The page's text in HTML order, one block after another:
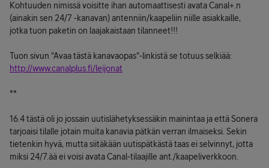
Kohtuuden nimissä voisitte ihan automaattisesti avata Canal+.n
(ainakin sen 24/7 -kanavan) antenniin/kaapeliin niille asiakkaille,
jotka tuon paketin on laajakaistaan tilanneet!!!
Tuon sivun "Avaa tästä kanavaopas"-linkistä se totuus selkiää:
http://www.canalplus.fi/leijonat
**
16.4 tästä oli jo jossain uutislähetyksessäkin mainintaa ja että Sonera
tarjoaisi tilalle jotain muita kanavia pätkän verran ilmaiseksi. Sekin
tietenkin hyvä, mutta siitäkään uutispätkästä taas ei selvinnyt, jotta
miksi 24/7.ää ei voisi avata Canal-tilaajille ant./kaapeliverkkoon.